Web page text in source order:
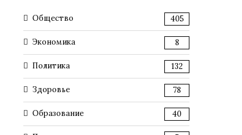
Общество 405
Экономика 8
Политика 132
Здоровье 78
Образование 40